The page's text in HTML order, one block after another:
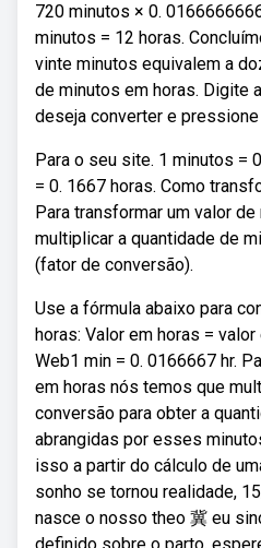
720 minutos × 0.
minutos = 12 horas.
vinte minutos equivalem a
de minutos em horas. Digite
deseja converter e
Para o seu site. 1 minutos =
= 0. 1667 horas. Como
Para transformar um valor
multiplicar a quantidade de
(fator de conversão).
Use a fórmula abaixo para
horas: Valor em horas =
Web1 min = 0. 0166667 hr.
em horas nós temos que
conversão para obter a
abrangidas por esses
isso a partir do cálculo de
sonho se tornou realidade,
nasce o nosso theo 冀 eu